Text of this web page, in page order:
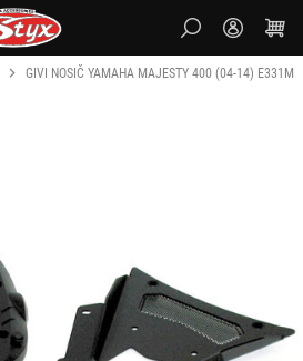
GIVI NOSIČ YAMAHA MAJESTY 400 (04-14) E331M